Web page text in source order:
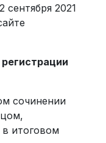
сентября 2021
сочинении
итоговом